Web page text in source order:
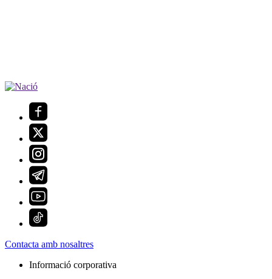
Contacta amb nosaltres
Informació corporativa